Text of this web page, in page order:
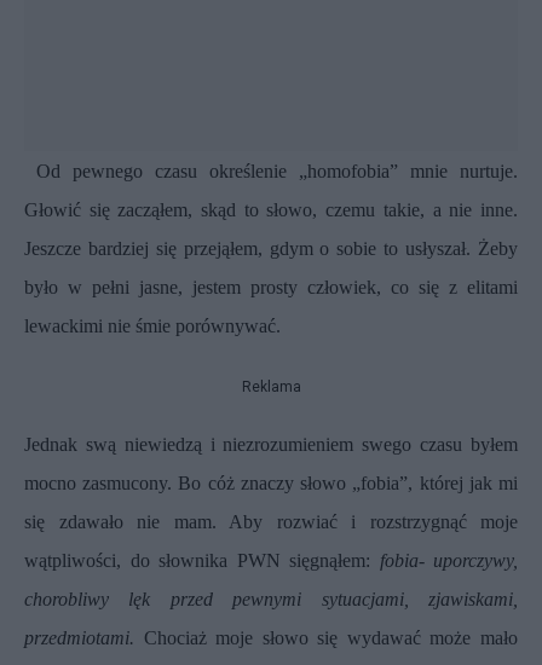
Od pewnego czasu określenie „homofobia” mnie nurtuje.
Głowić się zacząłem, skąd to słowo, czemu takie, a nie inne.
Jeszcze bardziej się przejąłem, gdym o sobie to usłyszał. Żeby
było w pełni jasne, jestem prosty człowiek, co się z elitami
lewackimi nie śmie porównywać.
Reklama
Jednak swą niewiedzą i niezrozumieniem swego czasu byłem
mocno zasmucony. Bo cóż znaczy słowo „fobia”, której jak mi
się zdawało nie mam. Aby rozwiać i rozstrzygnąć moje
wątpliwości, do słownika PWN sięgnąłem: fobia- uporczywy,
chorobliwy lęk przed pewnymi sytuacjami, zjawiskami,
przedmiotami. Chociaż moje słowo się wydawać może mało